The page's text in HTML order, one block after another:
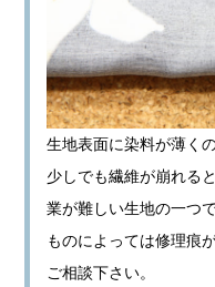
生地表面に染料が薄く
少しでも繊維が崩れる
業が難しい生地の一つで
ものによっては修理痕
ご相談下さい。